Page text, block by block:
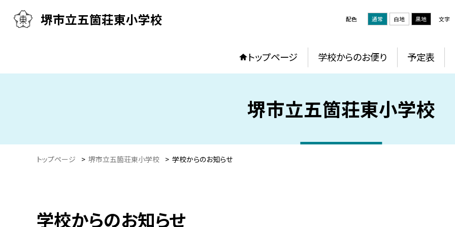
堺市立五箇荘東小学校 配色 通常 白地 黒地 文字
トップページ 学校からのお便り 予定表
堺市立五箇荘東小学校
トップページ > 堺市立五箇荘東小学校 > 学校からのお知らせ
学校からのお知らせ